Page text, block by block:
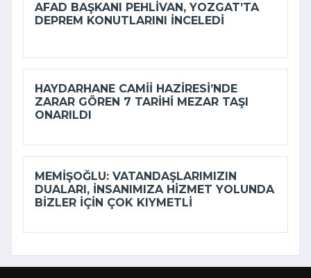
AFAD BAŞKANI PEHLIVAN, YOZGAT’TA
DEPREM KONUTLARINI INCELEDI
HAYDARHANE CAMII HAZIRESI’NDE
ZARAR GÖREN 7 TARIHI MEZAR TAŞI
ONARILDI
MEMIŞOĞLU: VATANDAŞLARIMIZIN
DUALARI, INSANIMIZA HIZMET YOLUNDA
BIZLER IÇIN ÇOK KIYMETLI